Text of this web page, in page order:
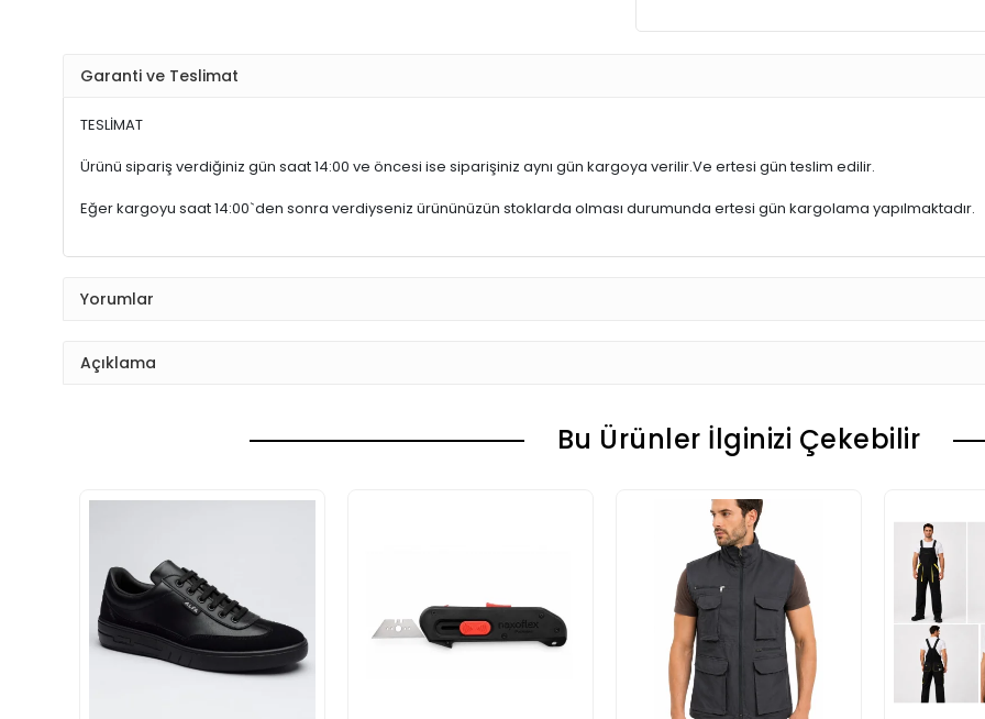
Garanti ve Teslimat
TESLİMAT
Ürünü sipariş verdiğiniz gün saat 14:00 ve öncesi ise siparişiniz aynı gün kargoya verilir.Ve ertesi gün teslim edilir.
Eğer kargoyu saat 14:00`den sonra verdiyseniz ürününüzün stoklarda olması durumunda ertesi gün kargolama yapılmaktadır.
Yorumlar
Açıklama
Bu Ürünler İlginizi Çekebilir